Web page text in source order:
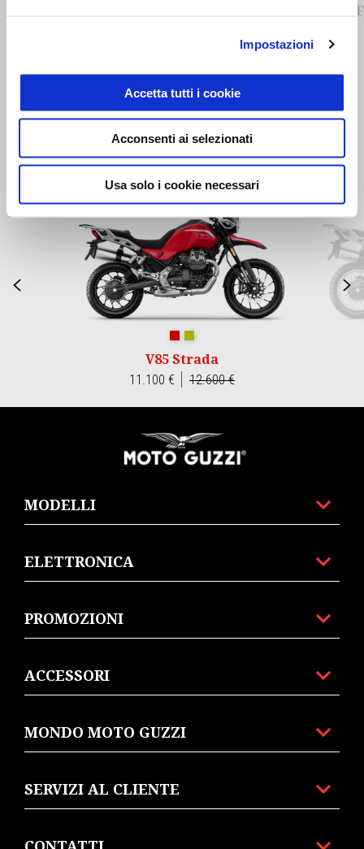
Impostazioni
Accetta tutti i cookie
Acconsenti ai selezionati
Usa solo i cookie necessari
49 €
Precedente
V85 Strada
11.100 € 12.600 €
MODELLI
ELETTRONICA
PROMOZIONI
ACCESSORI
MONDO MOTO GUZZI
SERVIZI AL CLIENTE